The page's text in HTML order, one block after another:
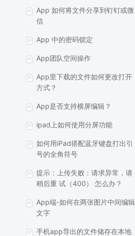
App 如何将文件分享到钉钉或微
信
App 中的密码锁定
App团队空间操作
App里下载的文件如何更改打开
方式？
App是否支持横屏编辑？
ipad上如何使用分屏功能
如何用iPad搭配蓝牙键盘打出引
号的全角符号
提示：上传失败：请求异常，请
稍后重 试（400） 怎么办？
App端-如何在两张图片中间编辑
文字
手机app导出的文件储存在本地